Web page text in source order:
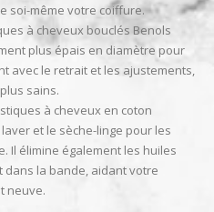
soi-même votre coiffure.
à cheveux bouclés Benols
plus épais en diamètre pour
avec le retrait et les ajustements,
sains.
à cheveux en coton
laver et le sèche-linge pour les
Il élimine également les huiles
dans la bande, aidant votre
neuve.